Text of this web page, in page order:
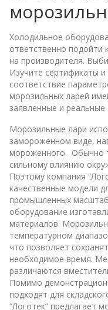
Холодильное
ответственно подойти
на производителя.
Изучите сертификаты
соответствие
морозильных ларей
заявленные и
Морозильные лари
замороженном виде,
мороженного. Обычно
сильному влиянию
Поэтому компания
качественные модели
промышленных
оборудование
материалов.
температурном
что позволяет
необходимое время.
различаются
Помимо
подходят для
“Логотек” предлагает